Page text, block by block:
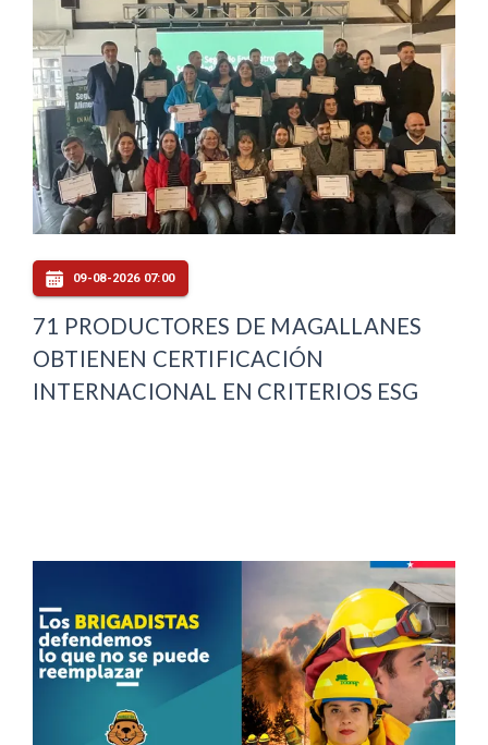
09-08-2026 07:00
71 PRODUCTORES DE MAGALLANES
OBTIENEN CERTIFICACIÓN
INTERNACIONAL EN CRITERIOS ESG